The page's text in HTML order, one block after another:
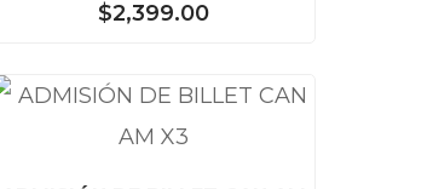
$2,399.00